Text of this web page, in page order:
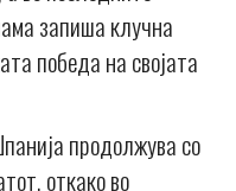
запиша клучна
победа на својата
продолжува со
откако во